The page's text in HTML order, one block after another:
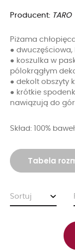
Producent: TARO
Piżama
● dwuczęściowa,
● koszulka w
pólokrągłym
● dekolt obszyty
● krótkie
nawiązują do
Skład: 100%
Tabela
Sortuj